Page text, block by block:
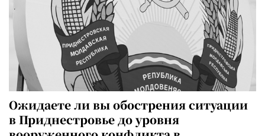
Ожидаете ли вы обострения ситуации
в Приднестровье до уровня